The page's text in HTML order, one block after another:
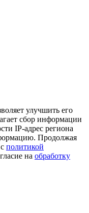
улучшить его
сбор информации
IP-адрес региона
Продолжая
политикой
на обработку